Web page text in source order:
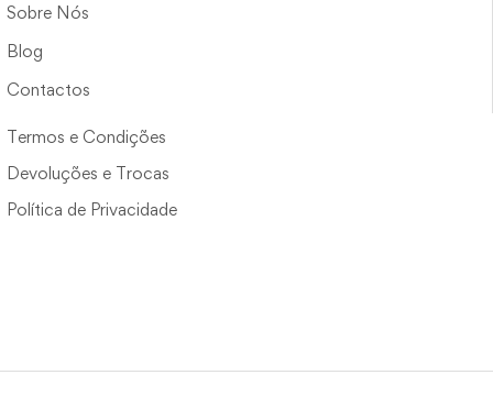
Sobre Nós
Blog
Contactos
Termos e Condições
Devoluções e Trocas
Política de Privacidade